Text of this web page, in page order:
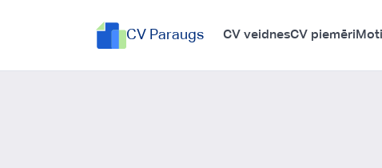
CV Paraugs CV veidnesCV piemēri